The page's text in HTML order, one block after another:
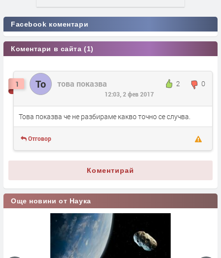
Facebook коментари
Коментари в сайта (1)
1 То това показва 2 0
12:03, 2 фев 2017
Това показва че не разбираме какво точно се случва.
Отговор
Коментирай
Още новини от Наука